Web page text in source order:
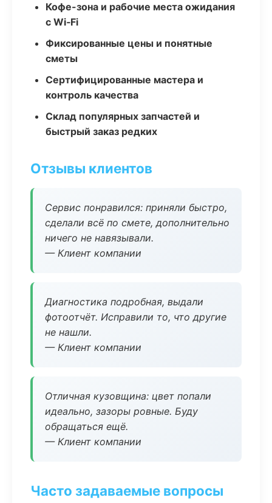
Кофе-зона и рабочие места ожидания
с Wi‑Fi
Фиксированные цены и понятные
сметы
Сертифицированные мастера и
контроль качества
Склад популярных запчастей и
быстрый заказ редких
Отзывы клиентов
Сервис понравился: приняли быстро,
сделали всё по смете, дополнительно
ничего не навязывали.
— Клиент компании
Диагностика подробная, выдали
фотоотчёт. Исправили то, что другие
не нашли.
— Клиент компании
Отличная кузовщина: цвет попали
идеально, зазоры ровные. Буду
обращаться ещё.
— Клиент компании
Часто задаваемые вопросы